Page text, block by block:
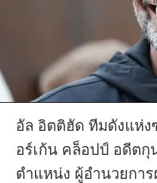
อัล อิตติฮัด ทีมดังแห่ง
อร์เก้น คล็อปป์ อดีตกุ
ตำแหน่ง ผู้อำนวยกา